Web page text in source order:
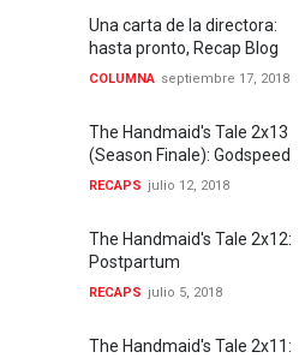
Una carta de la directora:
hasta pronto, Recap Blog
COLUMNA septiembre 17, 2018
The Handmaid's Tale 2x13
(Season Finale): Godspeed
RECAPS julio 12, 2018
The Handmaid's Tale 2x12:
Postpartum
RECAPS julio 5, 2018
The Handmaid's Tale 2x11: